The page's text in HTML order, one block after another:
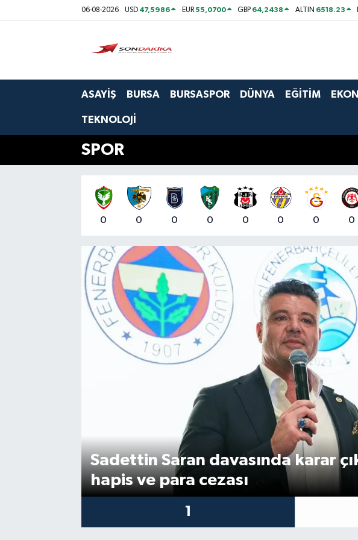
06-08-2026 USD 47,5986 EUR55,0700 GBP 64,2438 ALTIN 6518.23
ASAYİŞ BURSA BURSASPOR DÜNYA EĞİTİM
TEKNOLOJİ
SPOR
0 0 0 0 0 0 0 0
Sadettin Saran davasında karar
hapis ve para cezası
1
Ekonomi
Foto Galeri